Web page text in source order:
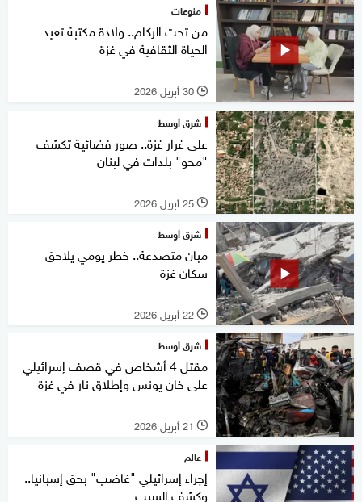
منوعات
من تحت الركام.. ولادة مكتبة تعيد
الحياة الثقافية في غزة
l 30 أبريل 2026
شرق أوسط
على غرار غزة.. صور فضائية تكشف
"محو" بلدات في لبنان
l 25 أبريل 2026
شرق أوسط
مبان متصدعة.. خطر يومي يلاحق
سكان غزة
l 22 أبريل 2026
شرق أوسط
مقتل 4 أشخاص في قصف إسرائيلي
على خان يونس وإطلاق نار في غزة
l 21 أبريل 2026
عالم
إجراء إسرائيلي "غاضب" بحق إسبانيا..
وكشف السبب